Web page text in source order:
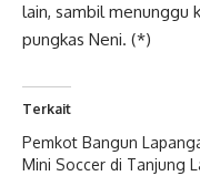
lain, sambil menunggu
pungkas Neni. (*)
Terkait
Pemkot Bangun
Mini Soccer di Tanjung